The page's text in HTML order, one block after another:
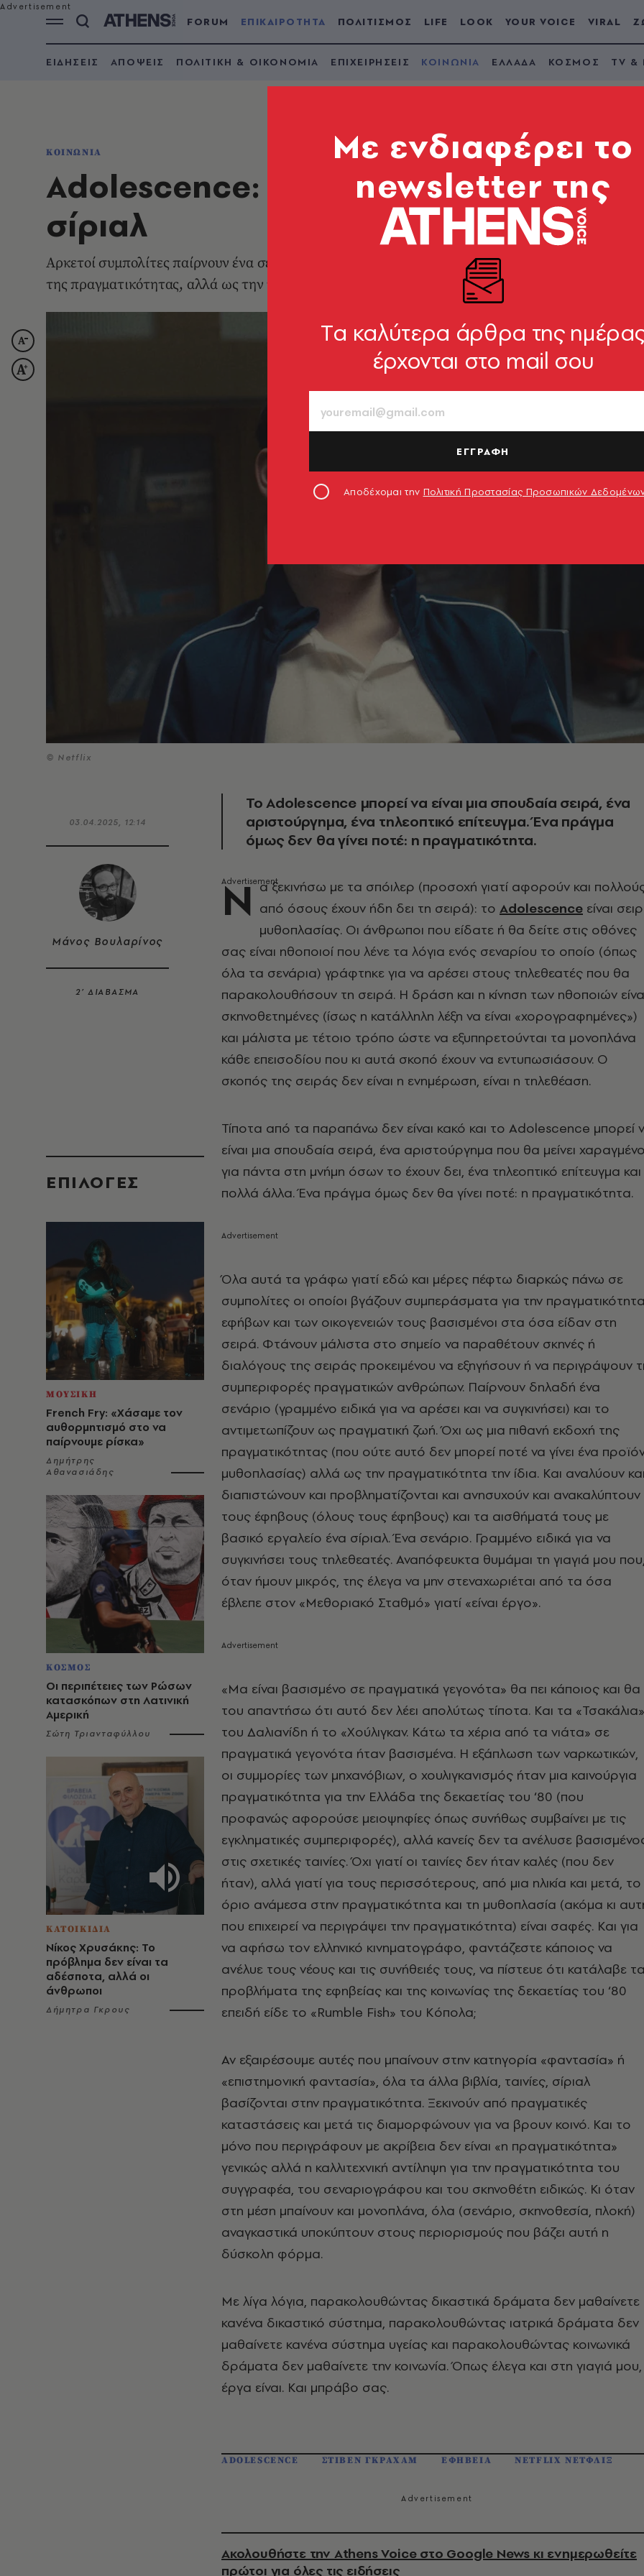
FORUM ΕΠΙΚΑΙΡΟΤΗΤΑ ΠΟΛΙΤΙΣΜΟΣ LIFE LOOK YOUR VOICE VIRAL
ΕΙΔΗΣΕΙΣ ΑΠΟΨΕΙΣ ΠΟΛΙΤΙΚΗ & ΟΙΚΟΝΟΜΙΑ ΕΠΙΧΕΙΡΗΣΕΙΣ ΚΟΙΝΩΝΙΑ ΕΛΛΑΔΑ ΚΟΣΜΟΣ TV &
ΚΟΙΝΩΝΙΑ
Adolescence: Μαθαίνοντας τη ζωή
σίριαλ
Αρκετοί συμπολίτες παίρνουν ένα σενάριο και το αντιμετωπίζουν ως πραγματική ζωή. Όχι ως
της πραγματικότητας, αλλά ως την πραγματικότητα την ίδια
© Netflix
03.04.2025, 12:14
Μάνος Βουλαρίνος
2’ ΔΙΑΒΑΣΜΑ
EΠΙΛΟΓΈΣ
ΜΟΥΣΙΚΗ
French Fry: «Χάσαμε τον
αυθορμητισμό στο να
παίρνουμε ρίσκα»
Δημήτρης
Αθανασιάδης
ΚΟΣΜΟΣ
Οι περιπέτειες των Ρώσων
κατασκόπων στη Λατινική
Αμερική
Σώτη Τριανταφύλλου
ΚΑΤΟΙΚΙΔΙΑ
Νίκος Χρυσάκης: Το
πρόβλημα δεν είναι τα
αδέσποτα, αλλά οι
άνθρωποι
Δήμητρα Γκρους
Το Adolescence μπορεί να είναι μια σπουδαία σειρά, ένα
αριστούργημα, ένα τηλεοπτικό επίτευγμα. Ένα πράγμα
όμως δεν θα γίνει ποτέ: η πραγματικότητα.
Ν α ξεκινήσω με τα σπόιλερ (προσοχή γιατί αφορούν και
από όσους έχουν ήδη δει τη σειρά): το Adolescence είναι
μυθοπλασίας. Οι άνθρωποι που είδατε ή θα δείτε στις οθόνες
σας είναι ηθοποιοί που λένε τα λόγια ενός σεναρίου το οποίο (όπως
όλα τα σενάρια) γράφτηκε για να αρέσει στους τηλεθεατές που θα
παρακολουθήσουν τη σειρά. Η δράση και η κίνηση των ηθοποιών
σκηνοθετημένες (ίσως η κατάλληλη λέξη να είναι «χορογραφημένες»)
και μάλιστα με τέτοιο τρόπο ώστε να εξυπηρετούνται τα μονοπλάνα
κάθε επεισοδίου που κι αυτά σκοπό έχουν να εντυπωσιάσουν. Ο
σκοπός της σειράς δεν είναι η ενημέρωση, είναι η τηλεθέαση.
Τίποτα από τα παραπάνω δεν είναι κακό και το Adolescence μπορεί
είναι μια σπουδαία σειρά, ένα αριστούργημα που θα μείνει
για πάντα στη μνήμη όσων το έχουν δει, ένα τηλεοπτικό επίτευγμα και
πολλά άλλα. Ένα πράγμα όμως δεν θα γίνει ποτέ: η πραγματικότητα.
Όλα αυτά τα γράφω γιατί εδώ και μέρες πέφτω διαρκώς πάνω σε
συμπολίτες οι οποίοι βγάζουν συμπεράσματα για την
εφήβων και των οικογενειών τους βασισμένοι στα όσα είδαν στη
σειρά. Φτάνουν μάλιστα στο σημείο να παραθέτουν σκηνές ή
διαλόγους της σειράς προκειμένου να εξηγήσουν ή να περιγράψουν
συμπεριφορές πραγματικών ανθρώπων. Παίρνουν δηλαδή ένα
σενάριο (γραμμένο ειδικά για να αρέσει και να συγκινήσει) και το
αντιμετωπίζουν ως πραγματική ζωή. Όχι ως μια πιθανή εκδοχή της
πραγματικότητας (που ούτε αυτό δεν μπορεί ποτέ να γίνει ένα
μυθοπλασίας) αλλά ως την πραγματικότητα την ίδια. Και αναλύουν
διαπιστώνουν και προβληματίζονται και ανησυχούν και ανακαλύπτουν
τους έφηβους (όλους τους έφηβους) και τα αισθήματά τους με
βασικό εργαλείο ένα σίριαλ. Ένα σενάριο. Γραμμένο ειδικά για να
συγκινήσει τους τηλεθεατές. Αναπόφευκτα θυμάμαι τη γιαγιά μου
όταν ήμουν μικρός, της έλεγα να μην στεναχωριέται από τα όσα
έβλεπε στον «Μεθοριακό Σταθμό» γιατί «είναι έργο».
«Μα είναι βασισμένο σε πραγματικά γεγονότα» θα πει κάποιος και θα
του απαντήσω ότι αυτό δεν λέει απολύτως τίποτα. Και τα «Τσακάλια»
του Δαλιανίδη ή το «Χούλιγκαν. Κάτω τα χέρια από τα νιάτα» σε
πραγματικά γεγονότα ήταν βασισμένα. Η εξάπλωση των ναρκωτικών,
οι συμμορίες των μηχανόβιων, ο χουλιγκανισμός ήταν μια καινούργια
πραγματικότητα για την Ελλάδα της δεκαετίας του ‘80 (που
προφανώς αφορούσε μειοψηφίες όπως συνήθως συμβαίνει με τις
εγκληματικές συμπεριφορές), αλλά κανείς δεν τα ανέλυσε
στις σχετικές ταινίες. Όχι γιατί οι ταινίες δεν ήταν καλές (που δεν
ήταν), αλλά γιατί για τους περισσότερους, από μια ηλικία και μετά, το
όριο ανάμεσα στην πραγματικότητα και τη μυθοπλασία (ακόμα κι
που επιχειρεί να περιγράψει την πραγματικότητα) είναι σαφές. Και για
να αφήσω τον ελληνικό κινηματογράφο, φαντάζεστε κάποιος να
ανέλυε τους νέους και τις συνήθειές τους, να πίστευε ότι κατάλαβε
προβλήματα της εφηβείας και της κοινωνίας της δεκαετίας του ‘80
επειδή είδε το «Rumble Fish» του Κόπολα;
Αν εξαιρέσουμε αυτές που μπαίνουν στην κατηγορία «φαντασία» ή
«επιστημονική φαντασία», όλα τα άλλα βιβλία, ταινίες, σίριαλ
βασίζονται στην πραγματικότητα. Ξεκινούν από πραγματικές
καταστάσεις και μετά τις διαμορφώνουν για να βρουν κοινό. Και το
μόνο που περιγράφουν με ακρίβεια δεν είναι «η πραγματικότητα»
γενικώς αλλά η καλλιτεχνική αντίληψη για την πραγματικότητα του
συγγραφέα, του σεναριογράφου και του σκηνοθέτη ειδικώς. Κι όταν
στη μέση μπαίνουν και μονοπλάνα, όλα (σενάριο, σκηνοθεσία, πλοκή)
αναγκαστικά υποκύπτουν στους περιορισμούς που βάζει αυτή η
δύσκολη φόρμα.
Με λίγα λόγια, παρακολουθώντας δικαστικά δράματα δεν μαθαίνετε
κανένα δικαστικό σύστημα, παρακολουθώντας ιατρικά δράματα δεν
μαθαίνετε κανένα σύστημα υγείας και παρακολουθώντας κοινωνικά
δράματα δεν μαθαίνετε την κοινωνία. Όπως έλεγα και στη γιαγιά μου,
έργα είναι. Και μπράβο σας.
ADOLESCENCE ΣΤΙΒΕΝ ΓΚΡΑΧΑΜ ΕΦΗΒΕΙΑ NETFLIX ΝΕΤΦΛΙΞ
Ακολουθήστε την Athens Voice στο Google News κι ενημερωθείτε
πρώτοι για όλες τις ειδήσεις
Mε ενδιαφέρει το
newsletter της
Tα καλύτερα άρθρα της
έρχονται στο mail σου
ΕΓΓΡΑΦΗ
Αποδέχομαι την Πολιτική Προστασίας Προσωπικών